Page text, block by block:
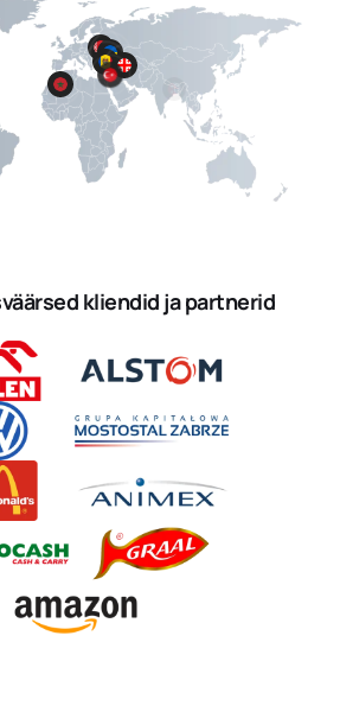
kliendid ja partnerid